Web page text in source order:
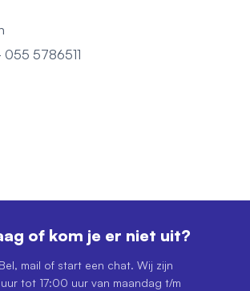
055 5786511
of kom je er niet uit?
mail of start een chat. Wij zijn
tot 17:00 uur van maandag t/m